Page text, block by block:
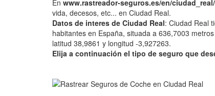
En www.rastreador-seguros.es/en/
vida, decesos, etc... en Ciudad Real.
Datos de interes de Ciudad Real: Ciudad Real
habitantes en España, situada a 636,7003
latitud 38,9861 y longitud -3,927263.
Elija a continuación el tipo de seguro que